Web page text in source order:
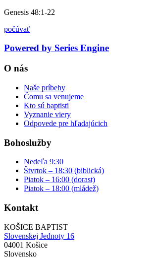
Genesis 48:1-22
počúvať
Powered by Series Engine
O nás
Naše príbehy
Čomu sa venujeme
Kto sú baptisti
Vyznanie viery
Odpovede pre hľadajúcich
Bohoslužby
Nedeľa 9:30
Štvrtok – 18:30 (biblická)
Piatok – 16:00 (dorast)
Piatok – 18:00 (mládež)
Kontakt
KOŠICE BAPTIST
Slovenskej Jednoty 16
04001 Košice
Slovensko